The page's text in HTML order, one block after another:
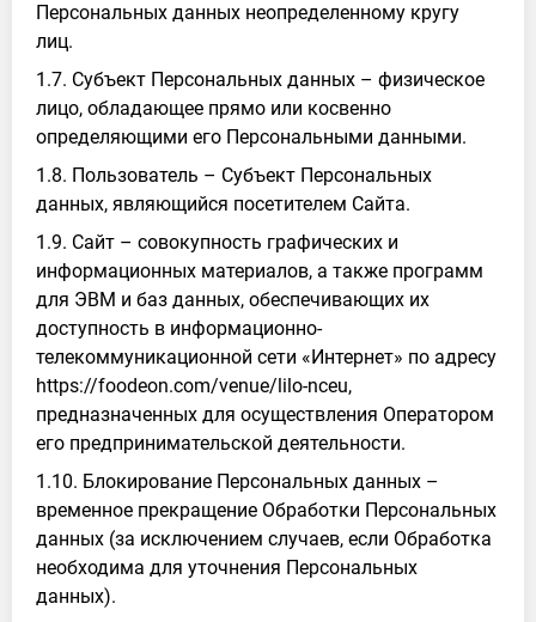
Персональных данных неопределенному кругу
лиц.
1.7. Субъект Персональных данных – физическое
лицо, обладающее прямо или косвенно
определяющими его Персональными данными.
1.8. Пользователь – Субъект Персональных
данных, являющийся посетителем Сайта.
1.9. Сайт – совокупность графических и
информационных материалов, а также программ
для ЭВМ и баз данных, обеспечивающих их
доступность в информационно-
телекоммуникационной сети «Интернет» по адресу
https://foodeon.com/venue/lilo-nceu,
предназначенных для осуществления Оператором
его предпринимательской деятельности.
1.10. Блокирование Персональных данных –
временное прекращение Обработки Персональных
данных (за исключением случаев, если Обработка
необходима для уточнения Персональных
данных).